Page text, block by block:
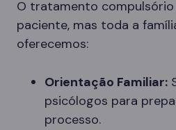
O tratamento
paciente, mas toda a
oferecemos:
Orientação Familiar:
psicólogos para
processo.